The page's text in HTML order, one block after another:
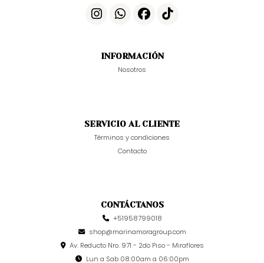
INFORMACIÓN
Nosotros
SERVICIO AL CLIENTE
Términos y condiciones
Contacto
CONTÁCTANOS
+51958799018
shop@marinamoragroup.com
Av. Reducto Nro. 971 - 2do Piso - Miraflores
Lun a Sab 08:00am a 06:00pm